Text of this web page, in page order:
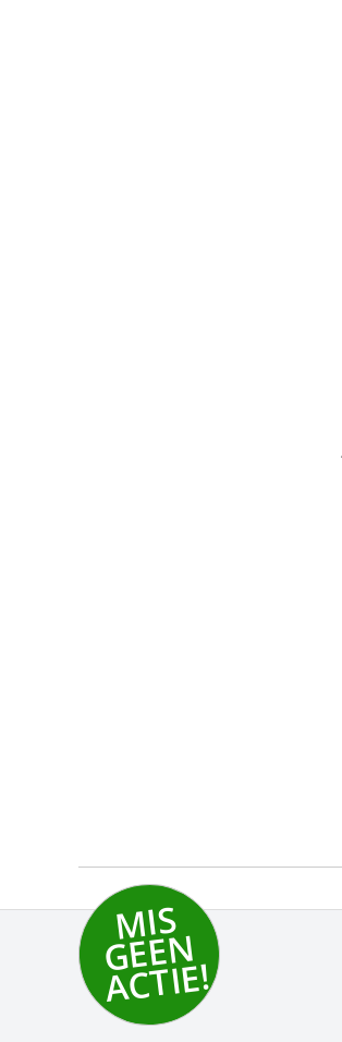
MI
S
G
E
E
N
A
C
TI
E!